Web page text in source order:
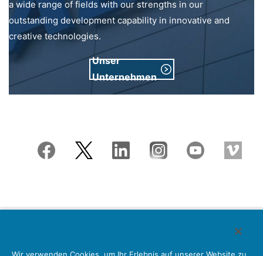
a wide range of fields with our strengths in our
outstanding development capability in innovative and
creative technologies.
Unser
Unternehmen